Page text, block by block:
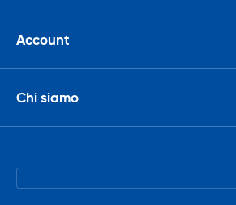
Account
Chi siamo